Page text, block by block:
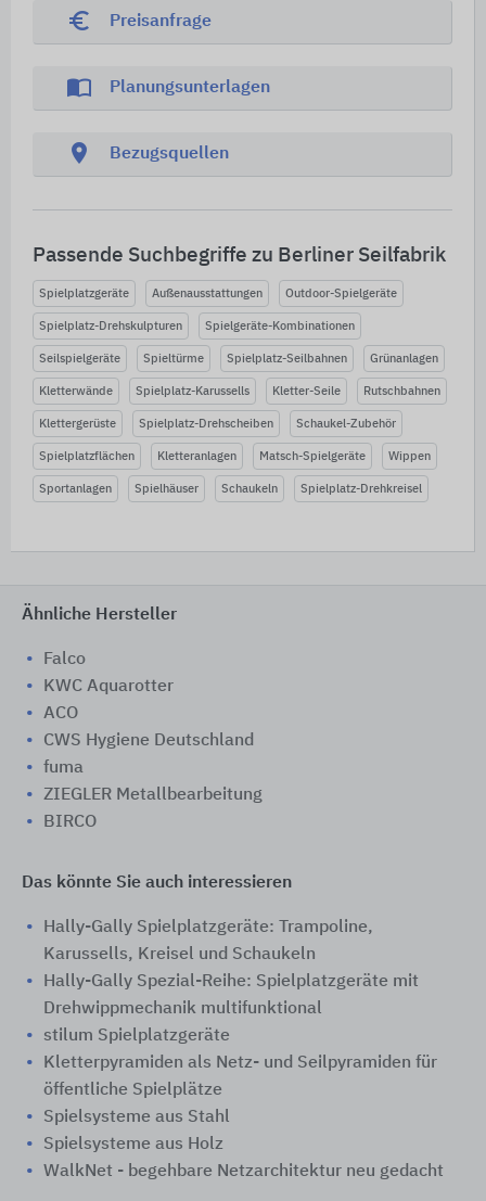
euro_symbol Preisanfrage
import_contacts Planungsunterlagen
location_on Bezugsquellen
Passende Suchbegriffe zu Berliner Seilfabrik
Spielplatzgeräte Außenausstattungen Outdoor-Spielgeräte
Spielplatz-Drehskulpturen Spielgeräte-Kombinationen
Seilspielgeräte Spieltürme Spielplatz-Seilbahnen Grünanlagen
Kletterwände Spielplatz-Karussells Kletter-Seile Rutschbahnen
Klettergerüste Spielplatz-Drehscheiben Schaukel-Zubehör
Spielplatzflächen Kletteranlagen Matsch-Spielgeräte Wippen
Sportanlagen Spielhäuser Schaukeln Spielplatz-Drehkreisel
Ähnliche Hersteller
Falco
KWC Aquarotter
ACO
CWS Hygiene Deutschland
fuma
ZIEGLER Metallbearbeitung
BIRCO
Das könnte Sie auch interessieren
Hally-Gally Spielplatzgeräte: Trampoline,
Karussells, Kreisel und Schaukeln
Hally-Gally Spezial-Reihe: Spielplatzgeräte mit
Drehwippmechanik multifunktional
stilum Spielplatzgeräte
Kletterpyramiden als Netz- und Seilpyramiden für
öffentliche Spielplätze
Spielsysteme aus Stahl
Spielsysteme aus Holz
WalkNet - begehbare Netzarchitektur neu gedacht